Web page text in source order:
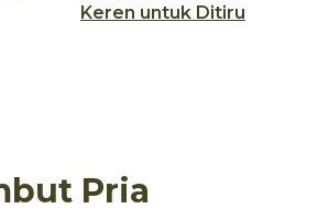
Keren untuk Ditiru
Pria